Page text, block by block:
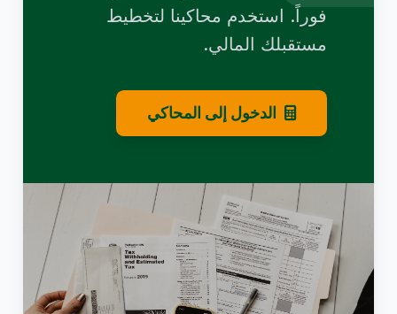
فوراً. استخدم محاكينا لتخطيط
مستقبلك المالي.
الدخول إلى المحاكي